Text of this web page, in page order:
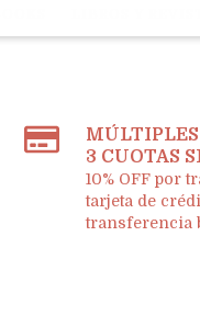
MÚLTIPLES
3 CUOTAS
10% OFF por
tarjeta de
transferencia